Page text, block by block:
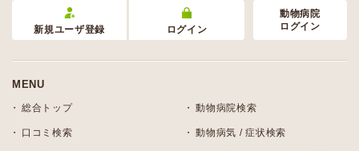
新規ユーザ登録 ログイン
動物病院
ログイン
MENU
総合トップ 動物病院検索
口コミ検索 動物病気 / 症状検索